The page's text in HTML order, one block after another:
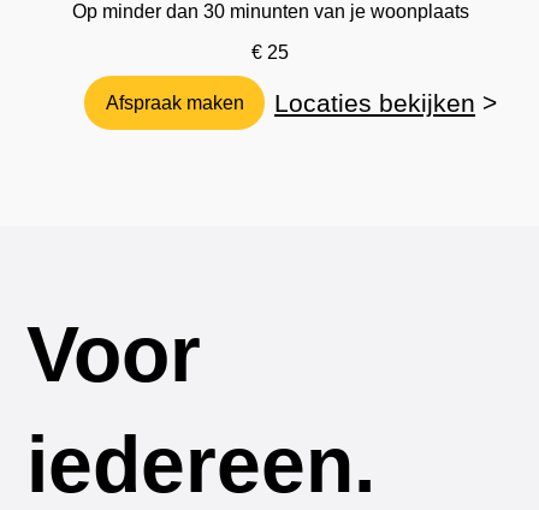
Op minder dan 30 minunten van je woonplaats
€ 25
Afspraak maken Locaties bekijken >
iedereen.
Voor
iedereen.